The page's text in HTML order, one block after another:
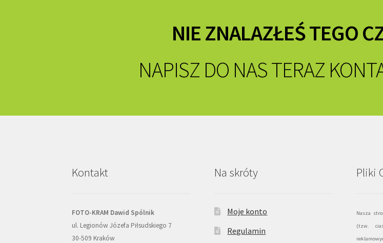
NIE ZNALAZŁEŚ TEGO
NAPISZ DO NAS TERAZ
Kontakt
FOTO-KRAM Dawid Spólnik
ul. Legionów Józefa Piłsudskiego 7
30-509 Kraków
Na skróty
Moje konto
Regulamin
Pliki
Nasza
(tzw.